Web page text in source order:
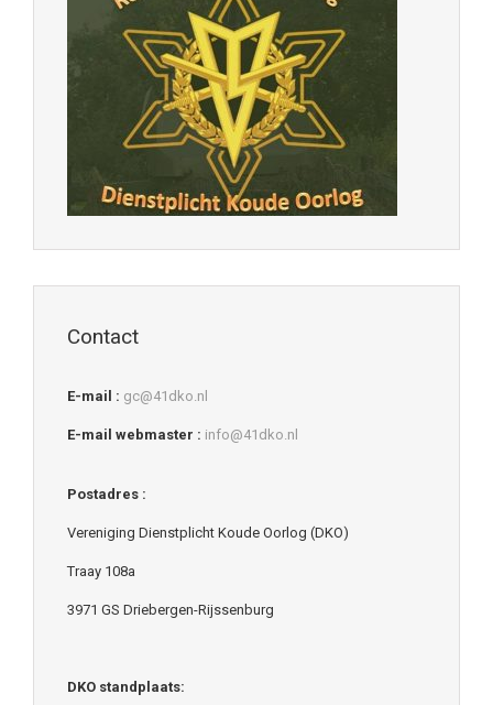
Contact
E-mail : gc@41dko.nl
E-mail webmaster : info@41dko.nl
Postadres :
Vereniging Dienstplicht Koude Oorlog (DKO)
Traay 108a
3971 GS Driebergen-Rijssenburg
DKO standplaats: